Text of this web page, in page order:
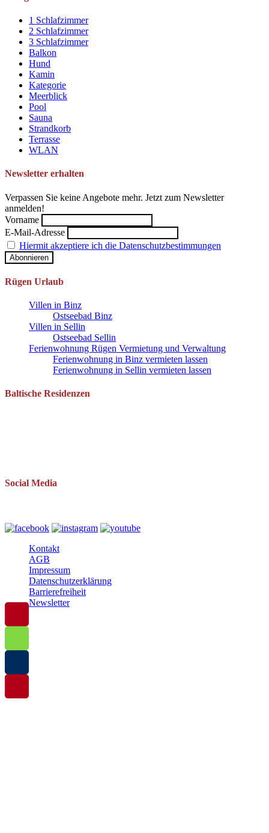
1 Schlafzimmer
2 Schlafzimmer
3 Schlafzimmer
Balkon
Hund
Kamin
Kategorie
Meerblick
Pool
Sauna
Strandkorb
Terrasse
WLAN
Newsletter erhalten
Verpassen Sie keine Angebote mehr. Jetzt zum Newsletter
anmelden!
Vorname
E-Mail-Adresse
Hiermit akzeptiere ich die Datenschutzbestimmungen
Rügen Urlaub
Villen in Binz
Ostseebad Binz
Villen in Sellin
Ostseebad Sellin
Ferienwohnung Rügen Vermietung und Verwaltung
Ferienwohnung in Binz vermieten lassen
Ferienwohnung in Sellin vermieten lassen
Baltische Residenzen
Social Media
Kontakt
AGB
Impressum
Datenschutzerklärung
Barrierefreiheit
Newsletter